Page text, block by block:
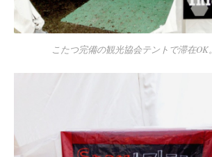
こたつ完備の観光協会テントで滞在OK。